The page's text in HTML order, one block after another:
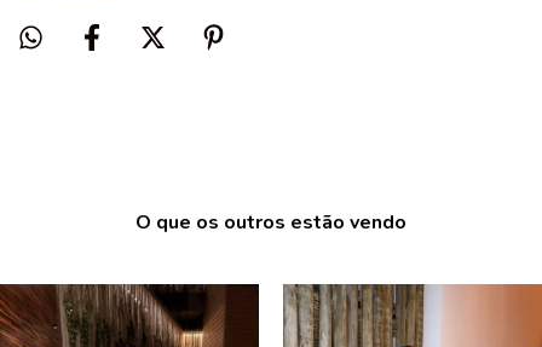
O que os outros estão vendo